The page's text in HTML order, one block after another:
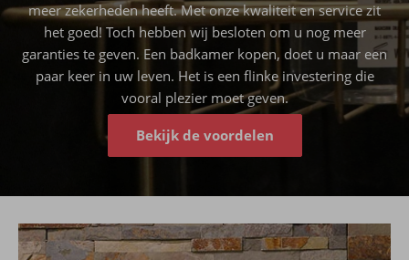
meer zekerheden heeft. Met onze kwaliteit en service zit
het goed! Toch hebben wij besloten om u nog meer
garanties te geven. Een badkamer kopen, doet u maar een
paar keer in uw leven. Het is een flinke investering die
vooral plezier moet geven.
Bekijk de voordelen